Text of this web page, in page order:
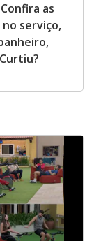
as
no serviço,